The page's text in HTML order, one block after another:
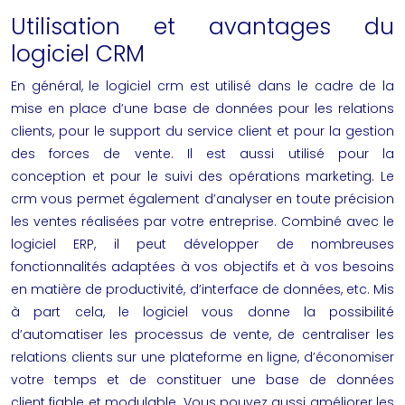
Utilisation et avantages du
logiciel CRM
En général, le logiciel crm est utilisé dans le cadre de la
mise en place d’une base de données pour les relations
clients, pour le support du service client et pour la gestion
des forces de vente. Il est aussi utilisé pour la
conception et pour le suivi des opérations marketing. Le
crmvous permet également d’analyser en toute précision
les ventes réalisées par votre entreprise. Combiné avec le
logiciel ERP, il peut développer de nombreuses
fonctionnalités adaptées à vos objectifs et à vos besoins
en matière de productivité, d’interface de données, etc. Mis
à part cela, le logiciel vous donne la possibilité
d’automatiser les processus de vente, de centraliser les
relations clients sur une plateforme en ligne, d’économiser
votre temps et de constituer une base de données